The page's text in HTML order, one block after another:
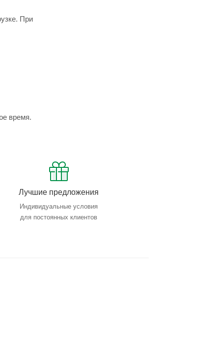
При
время.
Лучшие предложения
Индивидуальные условия
для постоянных клиентов